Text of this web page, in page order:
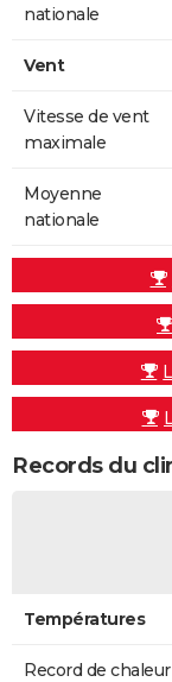
nationale
Vent
Vitesse de vent
maximale
Moyenne
nationale
Records du
Températures
Record de chaleur